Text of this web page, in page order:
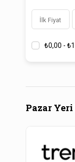
₺0,00 -
Pazar Yeri